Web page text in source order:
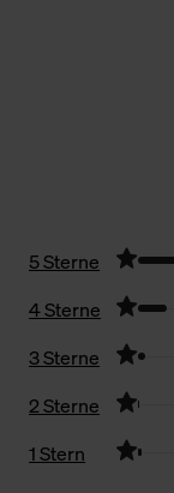
5 Sterne
4 Sterne
3 Sterne
2 Sterne
1 Stern